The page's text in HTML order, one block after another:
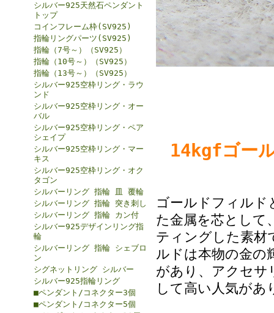
シルバー925天然石ペンダント
トップ
コインフレーム枠(SV925)
指輪リングパーツ(SV925)
指輪（7号～）（SV925）
指輪（10号～）（SV925）
指輪（13号～）（SV925）
シルバー925空枠リング・ラウ
ンド
シルバー925空枠リング・オー
バル
シルバー925空枠リング・ペア
シェイプ
シルバー925空枠リング・マー
キス
シルバー925空枠リング・オク
タゴン
シルバーリング 指輪 皿 覆輪
シルバーリング 指輪 突き刺し
シルバーリング 指輪 カン付
シルバー925デザインリング指
輪
シルバーリング 指輪 シェブロ
ン
シグネットリング シルバー
シルバー925指輪リング
■ペンダント/コネクター3個
■ペンダント/コネクター5個
14kgfゴー
ゴールドフィル
た金属を芯として
ティングした素
ルドは本物の金の
があり、アクセサ
して高い人気があ